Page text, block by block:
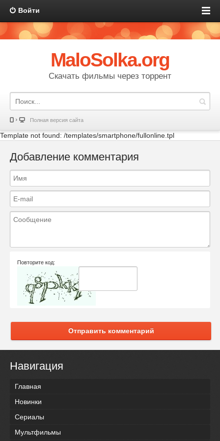
Войти
MaloSolka.org
Скачать фильмы через торрент
Полная версия сайта
Template not found: /templates/smartphone/fullonline.tpl
Добавление комментария
Повторите код:
Отправить комментарий
Навигация
Главная
Новинки
Сериалы
Мультфильмы